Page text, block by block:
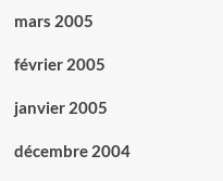
mars 2005
février 2005
janvier 2005
décembre 2004